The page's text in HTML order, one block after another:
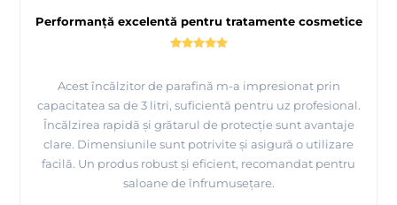
Performanță excelentă pentru tratamente cosmetice
Acest încălzitor de parafină m-a impresionat prin
capacitatea sa de 3 litri, suficientă pentru uz profesional.
Încălzirea rapidă și grătarul de protecție sunt avantaje
clare. Dimensiunile sunt potrivite și asigură o utilizare
facilă. Un produs robust și eficient, recomandat pentru
saloane de înfrumusețare.